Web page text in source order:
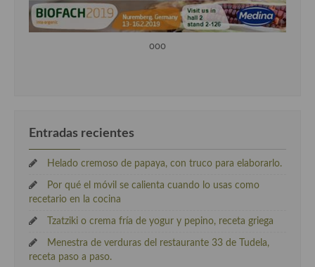
ooo
Entradas recientes
Helado cremoso de papaya, con truco para elaborarlo.
Por qué el móvil se calienta cuando lo usas como
recetario en la cocina
Tzatziki o crema fría de yogur y pepino, receta griega
Menestra de verduras del restaurante 33 de Tudela,
receta paso a paso.